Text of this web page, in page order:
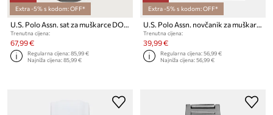
Extra -5% s kodom: OFF*
U.S. Polo Assn. sat za muškarce DORIAN
Trenutna cijena:
67,99 €
Regularna cijena:85,99 €
Najniža cijena:85,99 €
Extra -5% s kodom: OFF*
U.S. Polo Assn. novčanik za muškarce kožni CARRICK
Trenutna cijena:
39,99 €
Regularna cijena:56,99 €
Najniža cijena:56,99 €